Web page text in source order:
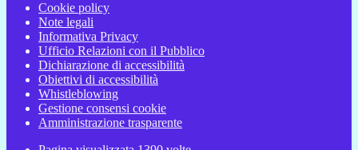
Cookie policy
Note legali
Informativa Privacy
Ufficio Relazioni con il Pubblico
Dichiarazione di accessibilità
Obiettivi di accessibilità
Whistleblowing
Gestione consensi cookie
Amministrazione trasparente